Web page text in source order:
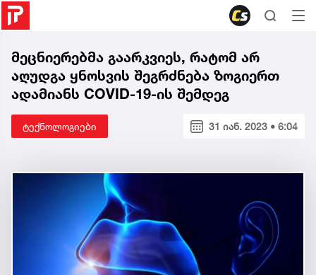
მეცნიერებმა გაარკვიეს, რატომ არ
აღუდგა ყნოსვის შეგრძნება ზოგიერთ
ადამიანს COVID-19-ის შემდეგ
ტექნოლოგიები 31 იან. 2023 • 6:04